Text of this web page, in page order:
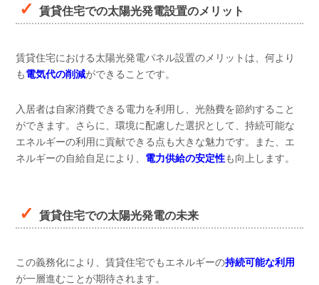
賃貸住宅での太陽光発電設置のメリット
賃貸住宅における太陽光発電パネル設置のメリットは、何より
も電気代の削減ができることです。
入居者は自家消費できる電力を利用し、光熱費を節約すること
ができます。さらに、環境に配慮した選択として、持続可能な
エネルギーの利用に貢献できる点も大きな魅力です。また、エ
ネルギーの自給自足により、 電力供給の安定性も向上します。
賃貸住宅での太陽光発電の未来
この義務化により、賃貸住宅でもエネルギーの持続可能な利用
が一層進むことが期待されます。